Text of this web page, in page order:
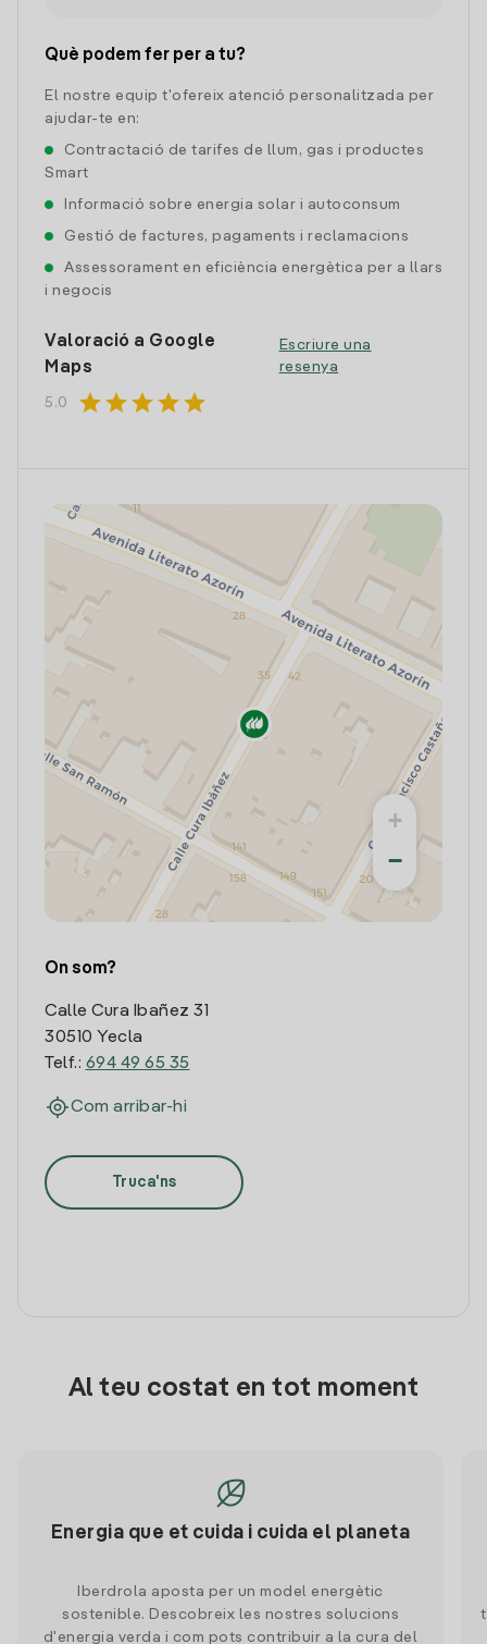
Què podem fer per a tu?
El nostre equip t'ofereix atenció personalitzada per
ajudar-te en:
Contractació de tarifes de llum, gas i productes
Smart
Informació sobre energia solar i autoconsum
Gestió de factures, pagaments i reclamacions
Assessorament en eficiència energètica per a llars
i negocis
Valoració a Google
Maps
5.0 starstarstarstarstar
Escriure una
resenya
+
−
On som?
Calle Cura Ibañez 31
30510 Yecla
Telf.: 694 49 65 35
Com arribar-hi
Truca'ns
Al teu costat en tot moment
Energia que et cuida i cuida el planeta
Iberdrola aposta per un model energètic
sostenible. Descobreix les nostres solucions
d'energia verda i com pots contribuir a la cura del